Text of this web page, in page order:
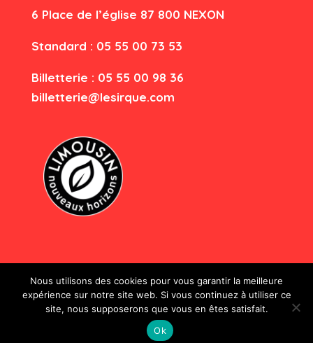
6 Place de l’église 87 800 NEXON
Standard : 05 55 00 73 53
Billetterie : 05 55 00 98 36
billetterie@lesirque.com
Le Sirque - Tous droits réservés
Nous utilisons des cookies pour vous garantir la meilleure
expérience sur notre site web. Si vous continuez à utiliser ce
site, nous supposerons que vous en êtes satisfait.
Ok